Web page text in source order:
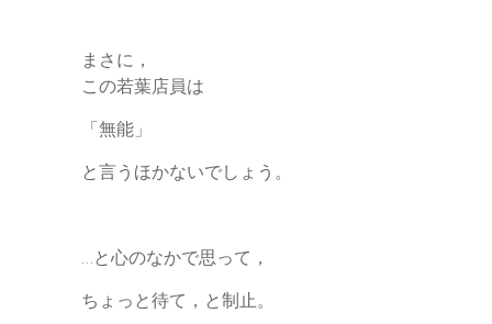
まさに，
この若葉店員は
「無能」
と言うほかないでしょう。
…と心のなかで思って，
ちょっと待て，と制止。